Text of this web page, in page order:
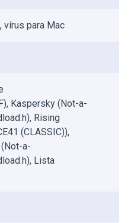
vírus para Mac
Kaspersky (Not-a-
Rising
(CLASSIC)),
a-
Lista